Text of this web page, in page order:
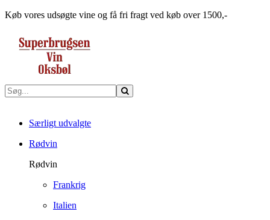
Køb vores udsøgte vine og få fri fragt ved køb over 1500,-
Særligt udvalgte
Rødvin
Rødvin
Frankrig
Italien